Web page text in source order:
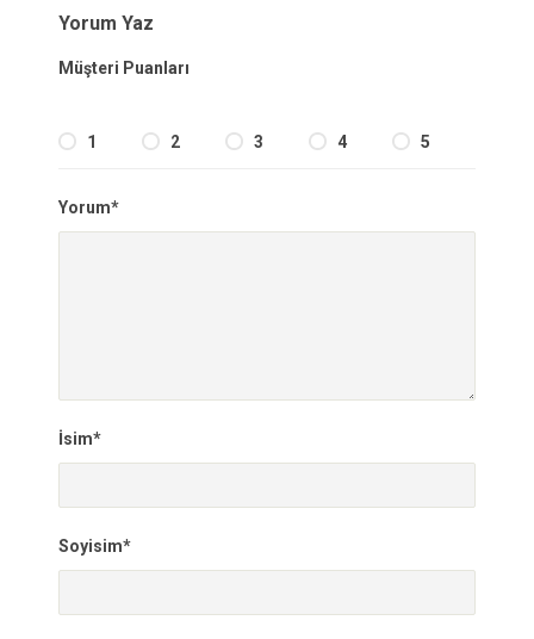
Yorum Yaz
Müşteri Puanları
1 2 3 4 5
Yorum*
İsim*
Soyisim*